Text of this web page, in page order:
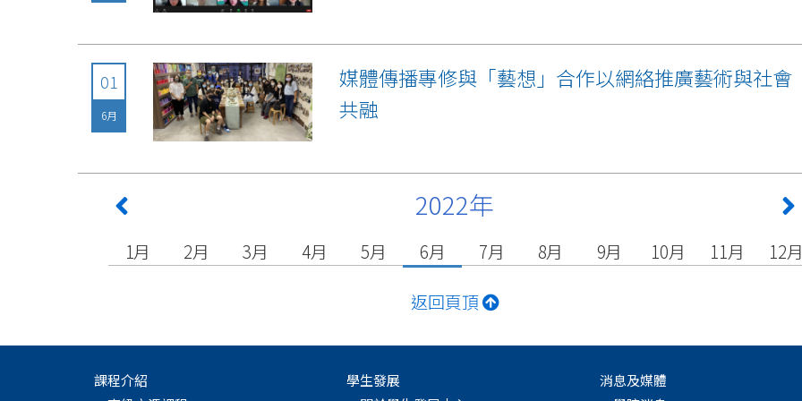
01
6月
媒體傳播專修與「藝想」合作以網絡推廣藝術與社會
共融
2022年
1月 2月 3月 4月 5月 6月 7月 8月 9月 10月 11月 12月
返回頁頂
課程介紹
學生發展
消息及媒體